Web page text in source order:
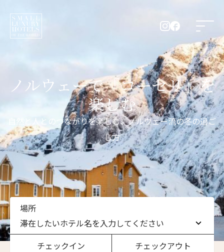
ノルウェーで「コーセリ」を
楽しむ
自然と人とのつながりを楽しむ、ノルウェー流の冬の過ご
し方
場所
滞在したいホテル名を入力してください
チェックイン チェックアウト